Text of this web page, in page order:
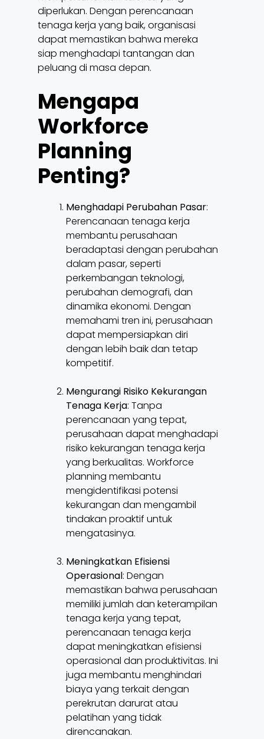
diperlukan. Dengan perencanaan
tenaga kerja yang baik, organisasi
dapat memastikan bahwa mereka
siap menghadapi tantangan dan
peluang di masa depan.
Mengapa
Workforce
Planning
Penting?
Menghadapi Perubahan Pasar:
Perencanaan tenaga kerja
membantu perusahaan
beradaptasi dengan perubahan
dalam pasar, seperti
perkembangan teknologi,
perubahan demografi, dan
dinamika ekonomi. Dengan
memahami tren ini, perusahaan
dapat mempersiapkan diri
dengan lebih baik dan tetap
kompetitif.
Mengurangi Risiko Kekurangan
Tenaga Kerja: Tanpa
perencanaan yang tepat,
perusahaan dapat menghadapi
risiko kekurangan tenaga kerja
yang berkualitas. Workforce
planning membantu
mengidentifikasi potensi
kekurangan dan mengambil
tindakan proaktif untuk
mengatasinya.
Meningkatkan Efisiensi
Operasional: Dengan
memastikan bahwa perusahaan
memiliki jumlah dan keterampilan
tenaga kerja yang tepat,
perencanaan tenaga kerja
dapat meningkatkan efisiensi
operasional dan produktivitas. Ini
juga membantu menghindari
biaya yang terkait dengan
perekrutan darurat atau
pelatihan yang tidak
direncanakan.